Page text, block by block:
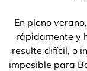
En pleno
rápidamente y
resulte difícil, o
imposible para